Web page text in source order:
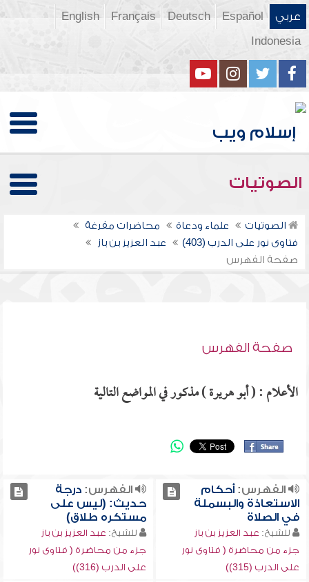
عربي Español
Deutsch
Français
English
Indonesia
الصوتيات
الصوتيات علماء ودعاة
محاضرات مفرغة
فتاوى نور على الدرب (403)
عبد العزيز بن باز
صفحة الفهرس
صفحة الفهرس
الأعلام : ( أبو هريرة ) مذكور في المواضع التالية
الفهرس:أحكام
الاستعاذة والبسملة
في الصلاة
للشيخ: عبد العزيز بن باز
جزء من محاضرة ( فتاوى نور
على الدرب (315))
الفهرس:درجة
حديث: (ليس على
مستكره طلاق)
للشيخ: عبد العزيز بن باز
جزء من محاضرة ( فتاوى نور
على الدرب (316))